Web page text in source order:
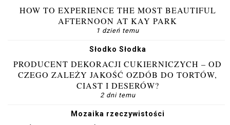
HOW TO EXPERIENCE THE MOST BEAUTIFUL
AFTERNOON AT KAY PARK
1 dzień temu
Słodko Słodka
PRODUCENT DEKORACJI CUKIERNICZYCH – OD
CZEGO ZALEŻY JAKOŚĆ OZDÓB DO TORTÓW,
CIAST I DESERÓW?
2 dni temu
Mozaika rzeczywistości